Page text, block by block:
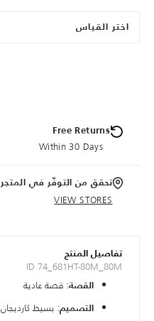
اختر القياس
Free Returns
Within 30 Days
تحقق من التوفّر في المتجر
VIEW STORES
تفاصيل المنتج
ID 74_681HT-80M_80M
القصة: قصة عادية
التصميم: بسيط كارديجان